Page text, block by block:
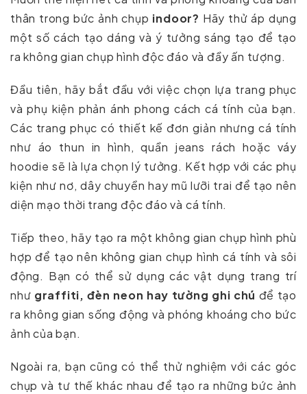
thân trong bức ảnh chụp indoor? Hãy thử áp dụng
một số cách tạo dáng và ý tưởng sáng tạo để tạo
ra không gian chụp hình độc đáo và đầy ấn tượng.
Đầu tiên, hãy bắt đầu với việc chọn lựa trang phục
và phụ kiện phản ánh phong cách cá tính của bạn.
Các trang phục có thiết kế đơn giản nhưng cá tính
như áo thun in hình, quần jeans rách hoặc váy
hoodie sẽ là lựa chọn lý tưởng. Kết hợp với các phụ
kiện như nơ, dây chuyền hay mũ lưỡi trai để tạo nên
diện mạo thời trang độc đáo và cá tính.
Tiếp theo, hãy tạo ra một không gian chụp hình phù
hợp để tạo nên không gian chụp hình cá tính và sôi
động. Bạn có thể sử dụng các vật dụng trang trí
như graffiti, đèn neon hay tường ghi chú để tạo
ra không gian sống động và phóng khoáng cho bức
ảnh của bạn.
Ngoài ra, bạn cũng có thể thử nghiệm với các góc
chụp và tư thế khác nhau để tạo ra những bức ảnh